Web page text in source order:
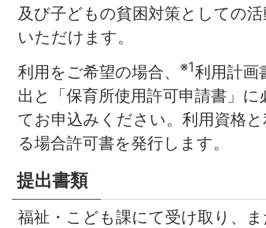
及び子どもの貧困対策としての
いただけます。
利用をご希望の場合、
※1利用計画
出と「保育所使用許可申請書」
てお申込みください。利用資格
る場合許可書を発行します。
提出書類
福祉・こども課にて受け取り、